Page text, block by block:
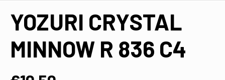
YOZURI CRYSTAL
MINNOW R 836 C4